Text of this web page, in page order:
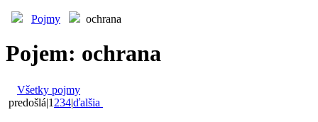
Pojmy ochrana
Pojem: ochrana
Všetky pojmy
predošlá|1 234|ďalšia